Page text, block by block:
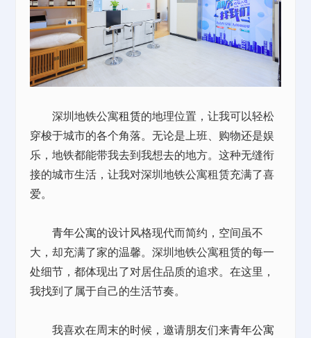
深圳地铁公寓租赁的地理位置，让我可以轻松
穿梭于城市的各个角落。无论是上班、购物还是娱
乐，地铁都能带我去到我想去的地方。这种无缝衔
接的城市生活，让我对深圳地铁公寓租赁充满了喜
爱。
青年公寓的设计风格现代而简约，空间虽不
大，却充满了家的温馨。深圳地铁公寓租赁的每一
处细节，都体现出了对居住品质的追求。在这里，
我找到了属于自己的生活节奏。
我喜欢在周末的时候，邀请朋友们来青年公寓